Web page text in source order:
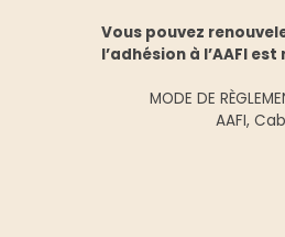
Vous pouvez
l’adhésion à l’AAFI
MODE DE
AAFI,